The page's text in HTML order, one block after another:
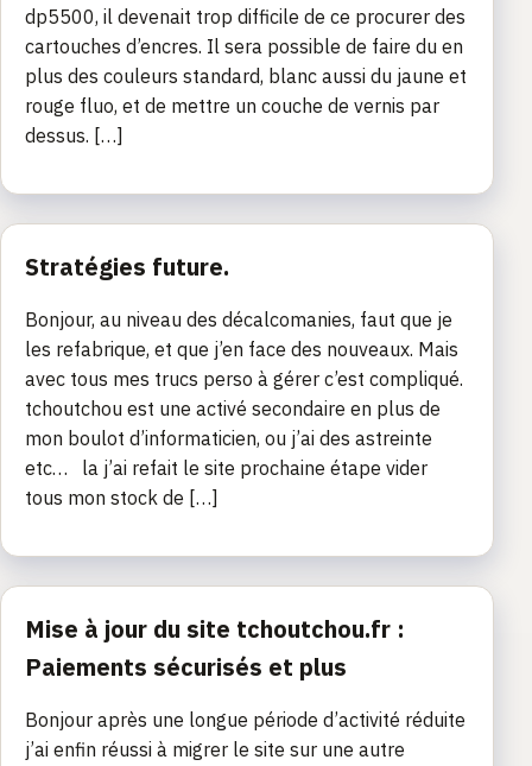
dp5500, il devenait trop difficile de ce procurer des
cartouches d’encres. Il sera possible de faire du en
plus des couleurs standard, blanc aussi du jaune et
rouge fluo, et de mettre un couche de vernis par
dessus. […]
Stratégies future.
Bonjour, au niveau des décalcomanies, faut que je
les refabrique, et que j’en face des nouveaux. Mais
avec tous mes trucs perso à gérer c’est compliqué.
tchoutchou est une activé secondaire en plus de
mon boulot d’informaticien, ou j’ai des astreinte
etc… la j’ai refait le site prochaine étape vider
tous mon stock de […]
Mise à jour du site tchoutchou.fr :
Paiements sécurisés et plus
Bonjour après une longue période d’activité réduite
j’ai enfin réussi à migrer le site sur une autre